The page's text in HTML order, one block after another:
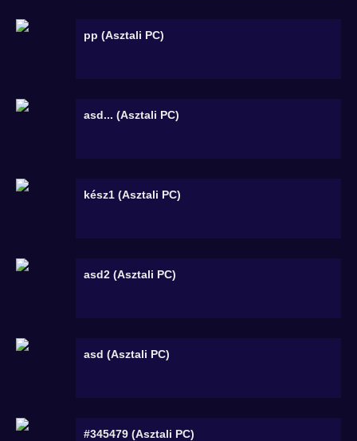
pp (Asztali PC)
asd... (Asztali PC)
kész1 (Asztali PC)
asd2 (Asztali PC)
asd (Asztali PC)
#345479 (Asztali PC)